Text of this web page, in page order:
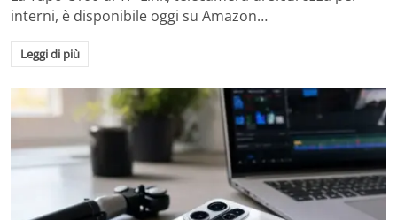
interni, è disponibile oggi su Amazon…
Leggi di più